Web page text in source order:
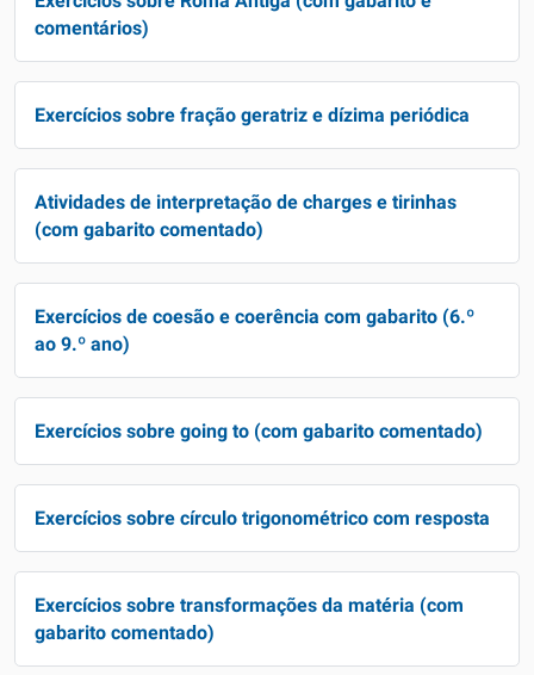
comentários)
Exercícios sobre fração geratriz e dízima periódica
Atividades de interpretação de charges e tirinhas
(com gabarito comentado)
Exercícios de coesão e coerência com gabarito (6.º
ao 9.º ano)
Exercícios sobre going to (com gabarito comentado)
Exercícios sobre círculo trigonométrico com resposta
Exercícios sobre transformações da matéria (com
gabarito comentado)